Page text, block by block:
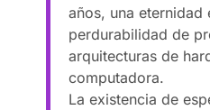
años, una
perdurabilidad de
arquitecturas de
computadora.
La existencia de